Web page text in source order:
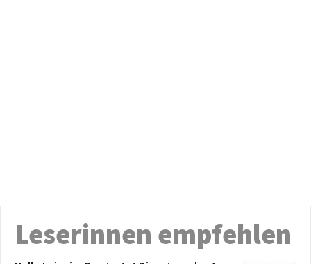
Leserinnen empfehlen